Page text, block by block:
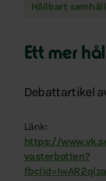
Hållbart
Ett mer
Debattartikel
Länk:
https://
vasterbotten?